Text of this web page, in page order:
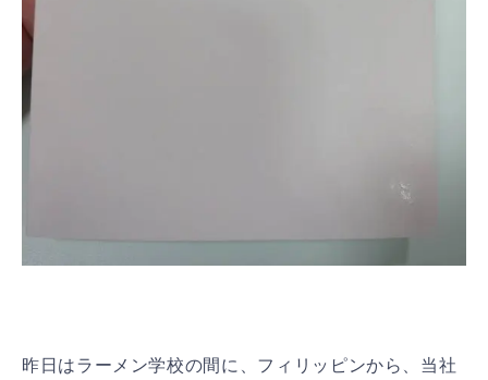
昨日はラーメン学校の間に、フィリッピンから、当社